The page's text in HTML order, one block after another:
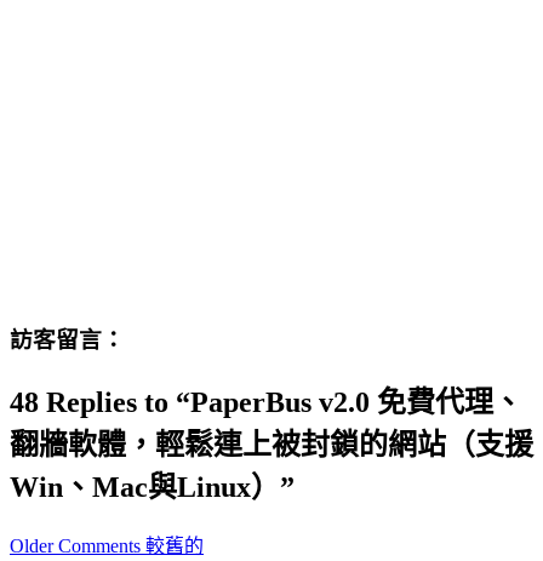
訪客留言：
48 Replies to “PaperBus v2.0 免費代理、
翻牆軟體，輕鬆連上被封鎖的網站（支援
Win、Mac與Linux）”
Comment
Older Comments 較舊的